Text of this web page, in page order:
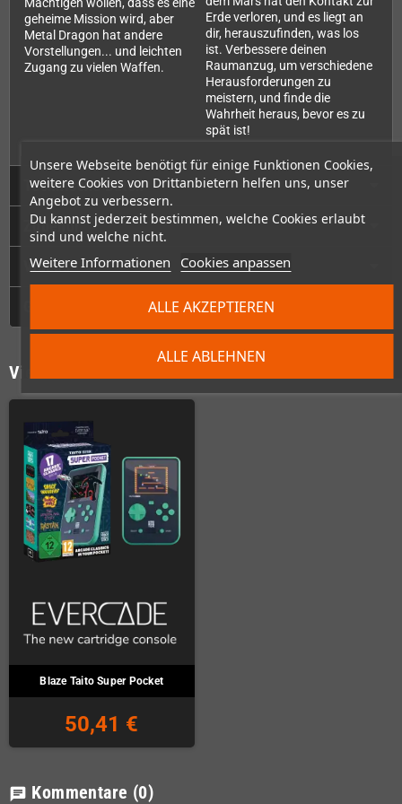
Unsere Webseite benötigt für einige Funktionen Cookies,
weitere Cookies von Drittanbietern helfen uns, unser
Angebot zu verbessern.
Du kannst jederzeit bestimmen, welche Cookies erlaubt
sind und welche nicht.
Weitere Informationen Cookies anpassen
ALLE ABLEHNEN
ALLE AKZEPTIEREN
geheime Mission wird, aber
Metal Dragon hat andere
Vorstellungen... und leichten
Zugang zu vielen Waffen.
Erde verloren, und es liegt an
dir, herauszufinden, was los
ist. Verbessere deinen
Raumanzug, um verschiedene
Herausforderungen zu
meistern, und finde die
Wahrheit heraus, bevor es zu
spät ist!
Technische Daten
Zubehör
Videos
Vielleicht wäre das auch was für Dich
Blaze Taito Super Pocket
50,41 €
chat Kommentare (0)